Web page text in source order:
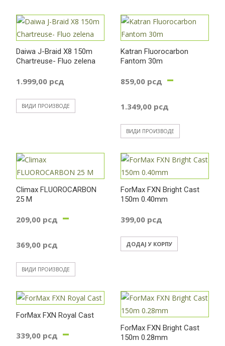
Daiwa J-Braid X8 150m
Chartreuse- Fluo zelena
1.999,00 рсд
ВИДИ ПРОИЗВОДЕ
Katran Fluorocarbon
Fantom 30m
859,00 рсд –
1.349,00 рсд
цена:
од
859,00
ВИДИ ПРОИЗВОДЕ
Climax FLUOROCARBON
25 M
209,00 рсд –
369,00 рсд
цена:
од
209,00 рсд
ВИДИ ПРОИЗВОДЕ
ForMax FXN Bright Cast
150m 0.40mm
399,00 рсд
ДОДАЈ У КОРПУ
ForMax FXN Royal Cast
339,00 рсд –
ForMax FXN Bright Cast
150m 0.28mm